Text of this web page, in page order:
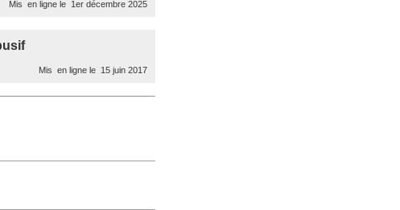
Mis en ligne le 1er décembre 2025
Mis en ligne le 15 juin 2017